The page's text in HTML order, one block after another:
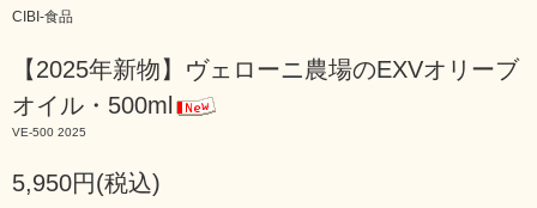
CIBI-食品
【2025年新物】ヴェローニ農場のEXVオリーブ
オイル・500ml
VE-500 2025
5,950円(税込)